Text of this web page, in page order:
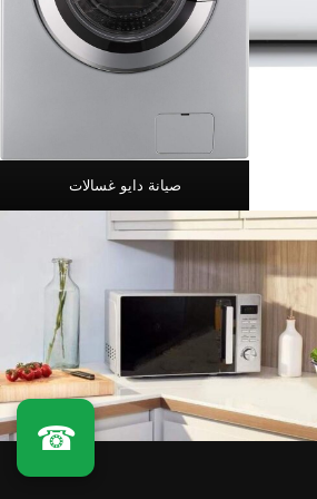
صيانة دايو غسالات
☎